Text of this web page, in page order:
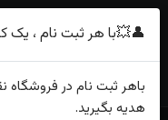
👤💥با هر ثبت نام ، یک
باهر ثبت نام در فروشگاه
هدیه بگیرید.